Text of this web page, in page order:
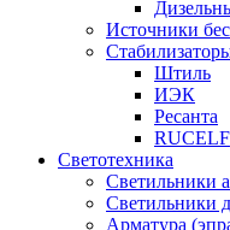
Источники
Штиль
ИЭК
Ресанта
RUCELF
Светотехника
Светильники
Светильники
Арматура